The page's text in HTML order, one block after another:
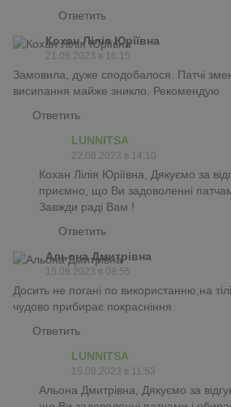
Ответить
Кохан Лілія Юріївна
21.08.2023 в 16:15
Замовила, дуже сподобалося. Патчі
висипання майже зникло. Рекомендую
Ответить
LUNNITSA
22.08.2023 в 14:10
Кохан Лілія Юріївна, Дякуємо за
приємно, що Ви задоволенні
Завжди раді Вам !
Ответить
Альона Дмитрівна
15.08.2023 в 08:55
Досить не погані по використанню,на
чудово прибирає покрасніння.
Ответить
LUNNITSA
15.08.2023 в 11:53
Альона Дмитрівна, Дякуємо за